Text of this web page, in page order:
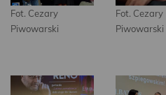
Fot. Cezary
Piwowarski
Fot. Cezary
Piwowarski